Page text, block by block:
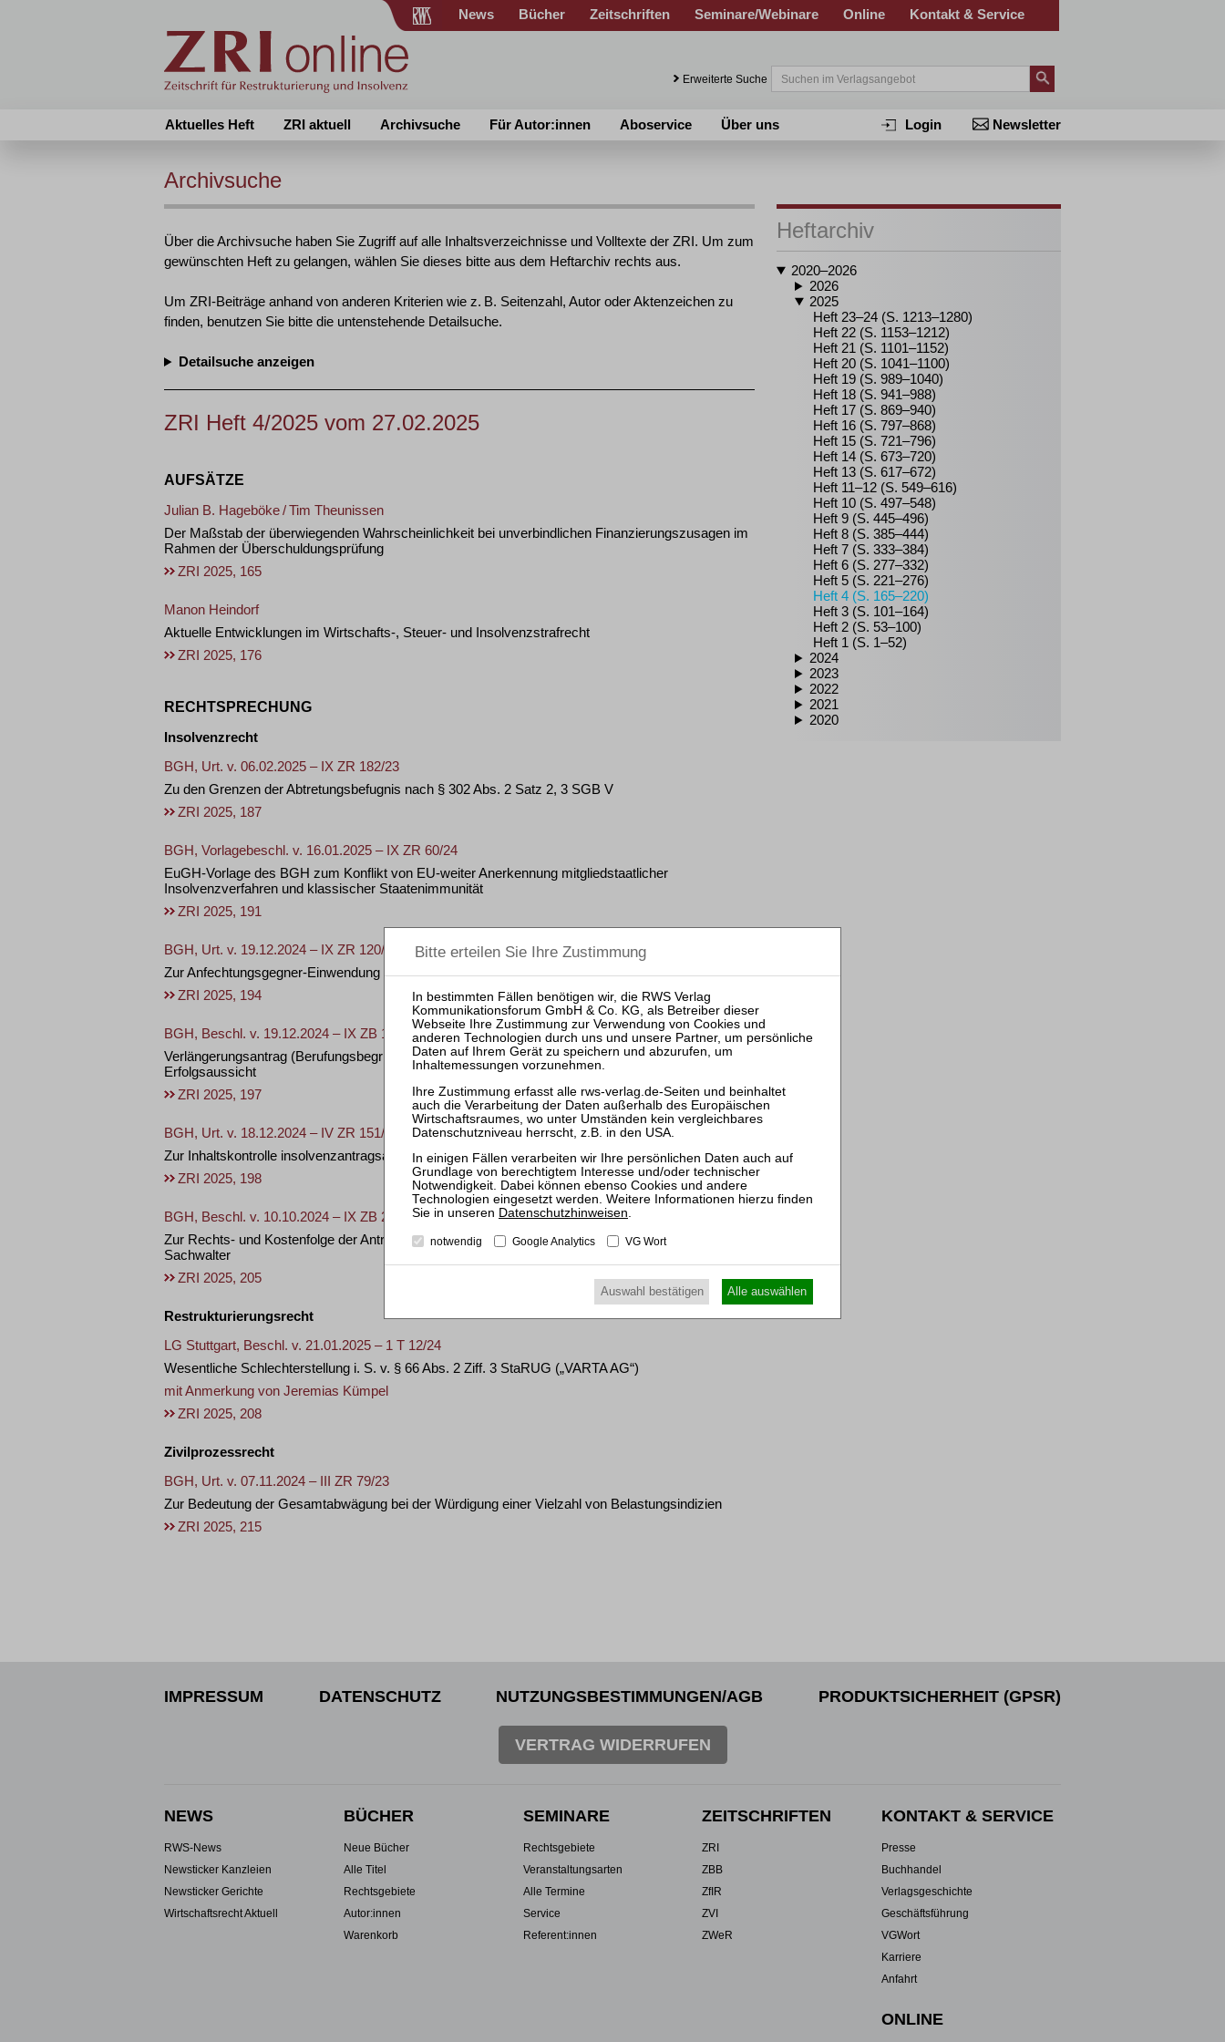
News Bücher Zeitschriften Seminare/Webinare Online Kontakt & Service
Erweiterte Suche
Aktuelles Heft ZRI aktuell Archivsuche Für Autor:innen Aboservice Über uns Newsletter
Login
Archivsuche
Über die Archivsuche haben Sie Zugriff auf alle Inhaltsverzeichnisse und Volltexte der ZRI. Um zum
gewünschten Heft zu gelangen, wählen Sie dieses bitte aus dem Heftarchiv rechts aus.
Um ZRI-Beiträge anhand von anderen Kriterien wie z. B. Seitenzahl, Autor oder Aktenzeichen zu
finden, benutzen Sie bitte die untenstehende Detailsuche.
Detailsuche
ZRI Heft 4/2025 vom 27.02.2025
AUFSÄTZE
Julian B. Hageböke/Tim Theunissen
Der Maßstab der überwiegenden Wahrscheinlichkeit bei unverbindlichen Finanzierungszusagen im
Rahmen der Überschuldungsprüfung
ZRI 2025, 165
Manon Heindorf
Aktuelle Entwicklungen im Wirtschafts-, Steuer- und Insolvenzstrafrecht
ZRI 2025, 176
RECHTSPRECHUNG
Insolvenzrecht
BGH, Urt. v. 06.02.2025 – IX ZR 182/23
Zu den Grenzen der Abtretungsbefugnis nach § 302 Abs. 2 Satz 2, 3 SGB V
ZRI 2025, 187
BGH, Vorlagebeschl. v. 16.01.2025 – IX ZR 60/24
EuGH-Vorlage des BGH zum Konflikt von EU-weiter Anerkennung mitgliedstaatlicher
Insolvenzverfahren und klassischer Staatenimmunität
ZRI 2025, 191
BGH, Urt. v. 19.12.2024 – IX ZR 120/23
Zur Anfechtungsgegner-Einwendung der auskömmlichen Masse
ZRI 2025, 194
BGH, Beschl. v. 19.12.2024 – IX ZB 16/23
Verlängerungsantrag (Berufungsbegründungsfrist) ohne jede Erläuterung regelmäßig ohne
Erfolgsaussicht
ZRI 2025, 197
BGH, Urt. v. 18.12.2024 – IV ZR 151/23
Zur Inhaltskontrolle insolvenzantragsabhängiger Vertragsbeendigungklauseln
ZRI 2025, 198
BGH, Beschl. v. 10.10.2024 – IX ZB 26/22
Zur Rechts- und Kostenfolge der Antragsrücknahme (Vergütungsfestsetzung) durch den
Sachwalter
ZRI 2025, 205
Restrukturierungsrecht
LG Stuttgart, Beschl. v. 21.01.2025 – 1 T 12/24
Wesentliche Schlechterstellung i. S. v. § 66 Abs. 2 Ziff. 3 StaRUG („VARTA AG“)
mit Anmerkung von Jeremias Kümpel
ZRI 2025, 208
Zivilprozessrecht
BGH, Urt. v. 07.11.2024 – III ZR 79/23
Zur Bedeutung der Gesamtabwägung bei der Würdigung einer Vielzahl von Belastungsindizien
ZRI 2025, 215
Heftarchiv
2020–2026
2026
2025
Heft 23–24 (S. 1213–1280)
Heft 22 (S. 1153–1212)
Heft 21 (S. 1101–1152)
Heft 20 (S. 1041–1100)
Heft 19 (S. 989–1040)
Heft 18 (S. 941–988)
Heft 17 (S. 869–940)
Heft 16 (S. 797–868)
Heft 15 (S. 721–796)
Heft 14 (S. 673–720)
Heft 13 (S. 617–672)
Heft 11–12 (S. 549–616)
Heft 10 (S. 497–548)
Heft 9 (S. 445–496)
Heft 8 (S. 385–444)
Heft 7 (S. 333–384)
Heft 6 (S. 277–332)
Heft 5 (S. 221–276)
Heft 4 (S. 165–220)
Heft 3 (S. 101–164)
Heft 2 (S. 53–100)
Heft 1 (S. 1–52)
2024
2023
2022
2021
2020
IMPRESSUM DATENSCHUTZ NUTZUNGSBESTIMMUNGEN/AGB PRODUKTSICHERHEIT (GPSR)
VERTRAG WIDERRUFEN
NEWS
RWS-News
Newsticker Kanzleien
Newsticker Gerichte
Wirtschaftsrecht Aktuell
BÜCHER
Neue Bücher
Alle Titel
Rechtsgebiete
Autor:innen
Warenkorb
SEMINARE
Rechtsgebiete
Veranstaltungsarten
Alle Termine
Service
Referent:innen
ZEITSCHRIFTEN
ZRI
ZBB
ZfIR
ZVI
ZWeR
KONTAKT & SERVICE
Presse
Buchhandel
Verlagsgeschichte
Geschäftsführung
VGWort
Karriere
Anfahrt
ONLINE
Datenschutzhinweisen.
notwendig Google Analytics VG Wort
Auswahl bestätigen Alle auswählen